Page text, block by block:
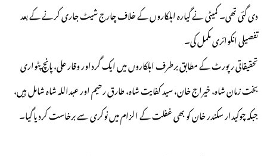
دی گئی تھی۔ کمیٹی نے گیارہ اہلکاروں کے خلاف چارج شیٹ جاری کرنے کے بعد
تفصیلی انکوائری مکمل کی۔
تحقیقاتی رپورٹ کے مطابق برطرف اہلکاروں میں ایک گرداور وقار علی، پانچ پٹواری
بخت زمان شاہ، خیراج خان، سید کفایت شاہ، طارق رحیم اور عبداللہ شاہ شامل ہیں،
جبکہ چوکیدار سکندر خان کو بھی غفلت کے الزام میں نوکری سے برخاست کردیا گیا۔